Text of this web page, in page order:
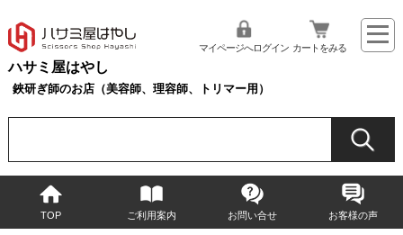
ハサミ屋はやし
鋏研ぎ師のお店（美容師、理容師、トリマー用）
マイページへログイン カートをみる
TOP ご利用案内 お問い合せ お客様の声